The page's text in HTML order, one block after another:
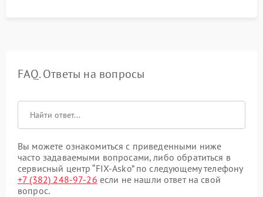
FAQ. Ответы на вопросы
Вы можете ознакомиться с приведенными ниже
часто задаваемыми вопросами, либо обратиться в
сервисный центр “FIX-Asko” по следующему телефону
+7 (382) 248-97-26 если не нашли ответ на свой
вопрос.